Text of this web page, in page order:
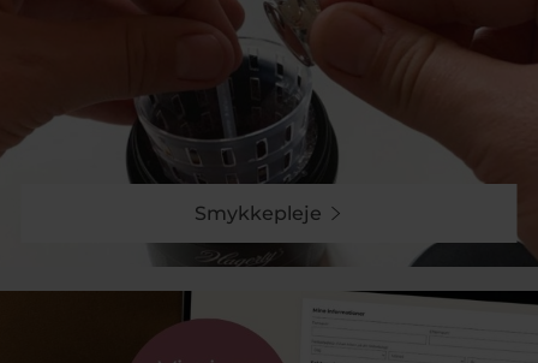
Smykkepleje